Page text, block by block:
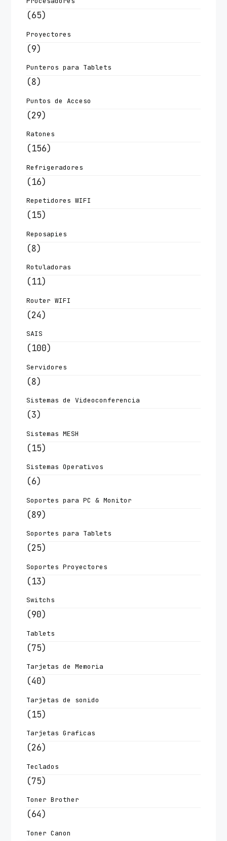
(65)
Proyectores
(9)
Punteros para Tablets
(8)
Puntos de Acceso
(29)
Ratones
(156)
Refrigeradores
(16)
Repetidores WIFI
(15)
Reposapies
(8)
Rotuladoras
(11)
Router WIFI
(24)
SAIS
(100)
Servidores
(8)
Sistemas de Videoconferencia
(3)
Sistemas MESH
(15)
Sistemas Operativos
(6)
Soportes para PC & Monitor
(89)
Soportes para Tablets
(25)
Soportes Proyectores
(13)
Switchs
(90)
Tablets
(75)
Tarjetas de Memoria
(40)
Tarjetas de sonido
(15)
Tarjetas Graficas
(26)
Teclados
(75)
Toner Brother
(64)
Toner Canon